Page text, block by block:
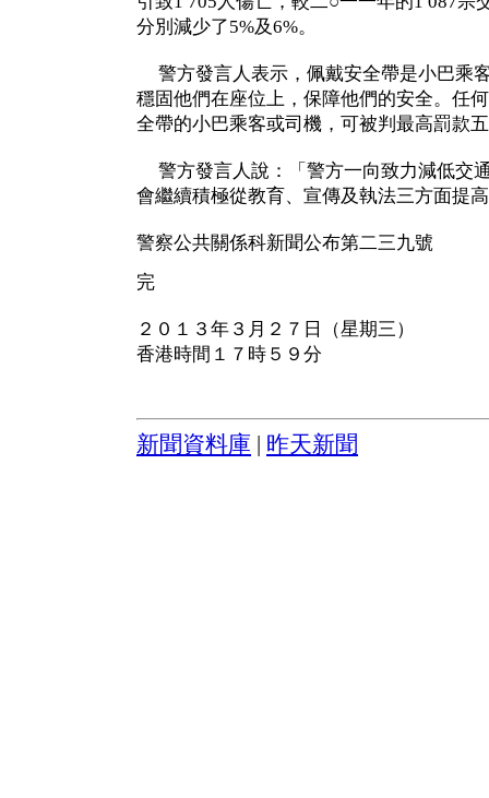
分別減少了5%及6%。
警方發言人表示，佩戴安全帶是小巴乘
穩固他們在座位上，保障他們的安全。任
全帶的小巴乘客或司機，可被判最高罰款
警方發言人說：「警方一向致力減低交
會繼續積極從教育、宣傳及執法三方面提
警察公共關係科新聞公布第二三九號
完
２０１３年３月２７日（星期三）
香港時間１７時５９分
新聞資料庫 昨天新聞